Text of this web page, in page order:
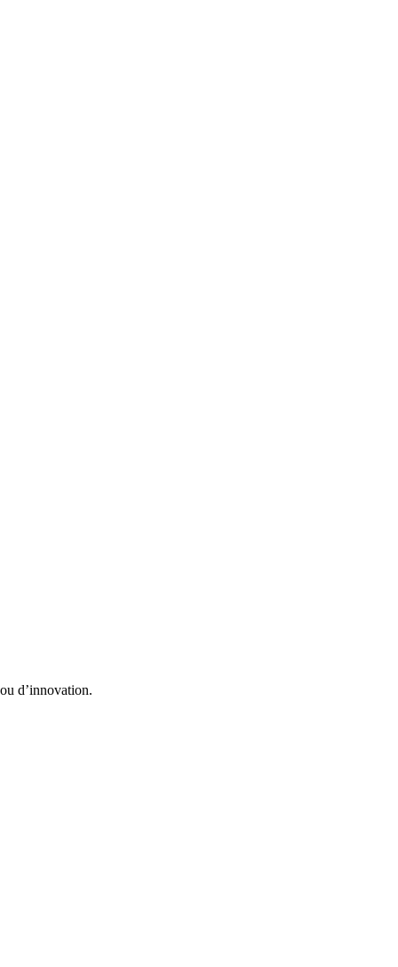
d’innovation.